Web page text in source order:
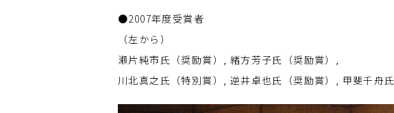
●2007年度受賞者
（左から）
瀬片純市氏（奨励賞）, 緒方芳子氏（奨励賞）,
川北真之氏（特別賞）, 逆井卓也氏（奨励賞）, 甲斐千舟氏